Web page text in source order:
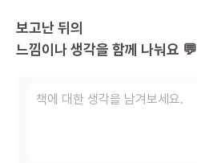
보고난 뒤의
느낌이나 생각을 함께 나눠요 💬